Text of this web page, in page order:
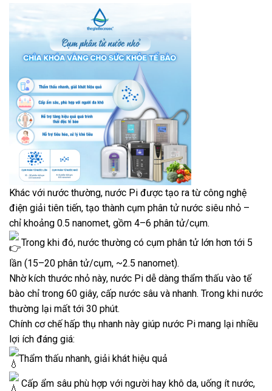
Khác với nước thường, nước Pi được tạo ra từ công nghệ
điện giải tiên tiến, tạo thành cụm phân tử nước siêu nhỏ –
chỉ khoảng 0.5 nanomet, gồm 4–6 phân tử/cụm.
Trong khi đó, nước thường có cụm phân tử lớn hơn tới 5
lần (15–20 phân tử/cụm, ~2.5 nanomet).
Nhờ kích thước nhỏ này, nước Pi dễ dàng thẩm thấu vào tế
bào chỉ trong 60 giây, cấp nước sâu và nhanh. Trong khi nước
thường lại mất tới 30 phút.
Chính cơ chế hấp thụ nhanh này giúp nước Pi mang lại nhiều
lợi ích đáng giá:
Thẩm thấu nhanh, giải khát hiệu quả
Cấp ẩm sâu phù hợp với người hay khô da, uống ít nước,